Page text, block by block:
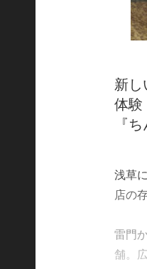
新し
体験
『
浅草
店の
雷門
舗。